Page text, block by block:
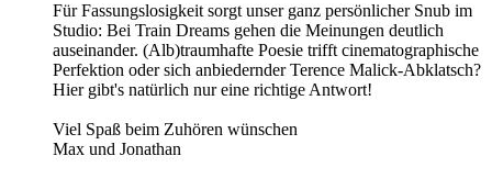
Für Fassungslosigkeit sorgt unser ganz persönlicher Snub im
Studio: Bei Train Dreams gehen die Meinungen deutlich
auseinander. (Alb)traumhafte Poesie trifft cinematographische
Perfektion oder sich anbiedernder Terence Malick-Abklatsch?
Hier gibt's natürlich nur eine richtige Antwort!
Viel Spaß beim Zuhören wünschen
Max und Jonathan